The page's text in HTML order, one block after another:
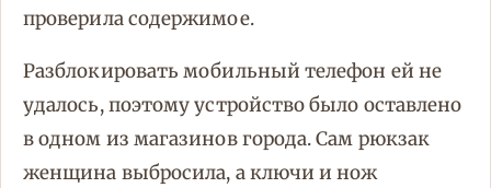
проверила содержимое.
Разблокировать мобильный телефон ей не
удалось, поэтому устройство было оставлено
в одном из магазинов города. Сам рюкзак
женщина выбросила, а ключи и нож